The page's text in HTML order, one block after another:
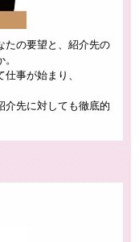
たの要望と、紹介先の
事が始まり、
介先に対しても徹底的